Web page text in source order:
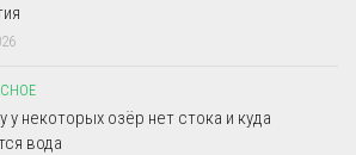
у некоторых озёр нет стока и куда
вода